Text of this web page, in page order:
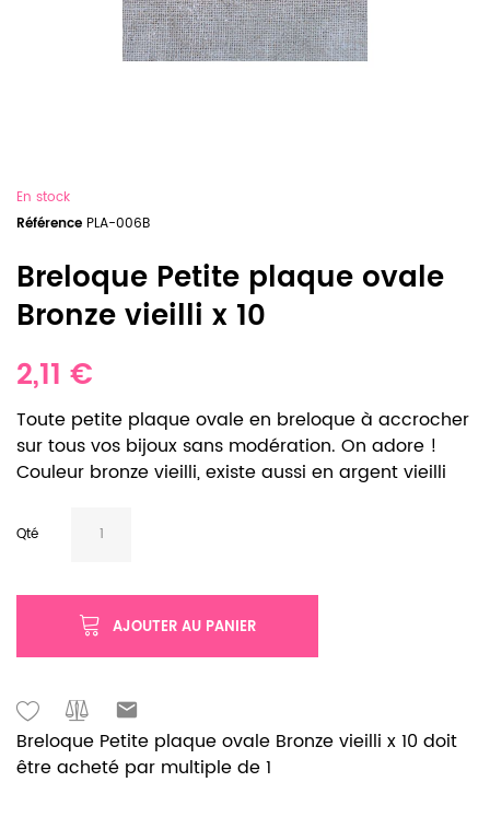
En stock
Référence PLA-006B
Breloque Petite plaque ovale
Bronze vieilli x 10
2,11 €
Toute petite plaque ovale en breloque à accrocher
sur tous vos bijoux sans modération. On adore !
Couleur bronze vieilli, existe aussi en argent vieilli
Qté
AJOUTER AU PANIER
Breloque Petite plaque ovale Bronze vieilli x 10 doit
être acheté par multiple de 1